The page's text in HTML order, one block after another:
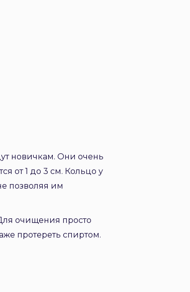
новичкам. Они очень
от 1 до 3 см. Кольцо у
позволяя им
очищения просто
протереть спиртом.